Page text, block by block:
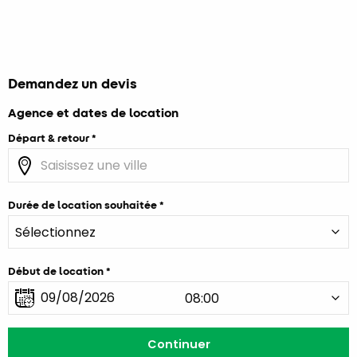
Demandez un devis
Agence et dates de location
Départ & retour
Durée de location souhaitée
Début de location